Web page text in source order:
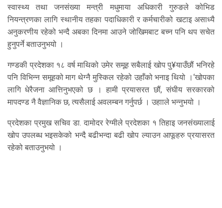
स्वास्थ्य तथा जनसंख्या मन्त्री मधुमाया अधिकारी गुरुङले कोभिड
नियन्त्रणका लागि स्थानीय तहका पदाधिकारी र कर्मचारीको खटाइ असाध्यै
अनुकरणीय रहेको भन्दै अबका दिनमा आउने जोखिमबाट बच्न पनि थप सचेत
हुनुपर्ने बताउनुभयो ।
गण्डकी प्रदेशका १८ वर्ष माथिको उमेर समूह सबैलाई खोप पु¥याउँछौं भनिरहे
पनि विभिन्न समूहको माग थेग्नै मुस्किल रहेको उहाँको भनाइ थियो ।‘खोपका
लागि धेरैजना आत्तिनुभएको छ । हामी प्रयासरत छौं, संघीय सरकारको
मापदण्ड नै वैज्ञानिक छ, त्यसैलाई अवलम्बन गर्नुपर्छ । उहााले भन्नुभयो ।
प्रदेशका प्रमुख सचिव डा. दामोदर रेग्मीले प्रदेशका १ तिहाइ जनसंख्यालाई
खोप उपलब्ध भइसकेको भन्दै बढीभन्दा बढी खोप ल्याउन आफूहरु प्रयासरत
रहेको बताउनुभयो ।